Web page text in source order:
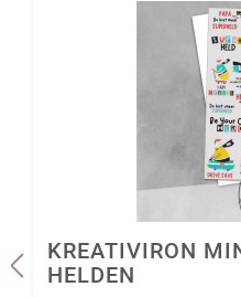
KREATIVIRON
HELDEN